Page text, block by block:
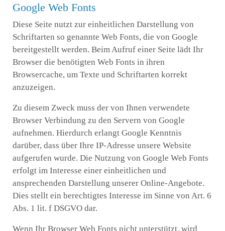
Google Web Fonts
Diese Seite nutzt zur einheitlichen Darstellung von
Schriftarten so genannte Web Fonts, die von Google
bereitgestellt werden. Beim Aufruf einer Seite lädt Ihr
Browser die benötigten Web Fonts in ihren
Browsercache, um Texte und Schriftarten korrekt
anzuzeigen.
Zu diesem Zweck muss der von Ihnen verwendete
Browser Verbindung zu den Servern von Google
aufnehmen. Hierdurch erlangt Google Kenntnis
darüber, dass über Ihre IP-Adresse unsere Website
aufgerufen wurde. Die Nutzung von Google Web Fonts
erfolgt im Interesse einer einheitlichen und
ansprechenden Darstellung unserer Online-Angebote.
Dies stellt ein berechtigtes Interesse im Sinne von Art. 6
Abs. 1 lit. f DSGVO dar.
Wenn Ihr Browser Web Fonts nicht unterstützt, wird